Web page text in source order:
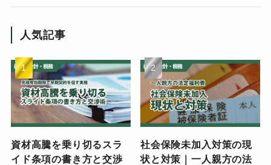
人気記事
資材高騰を乗り切るスラ
イド条項の書き方と交渉
社会保険未加入対策の現
状と対策｜一人親方の法